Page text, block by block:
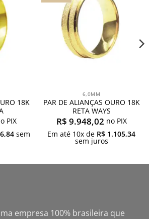
meus
desejos
18K
PIX
sem
meus
desejos
6,0MM
PAR DE ALIANÇAS OURO 18K
RETA WAYS
R$ 9.948,02 no PIX
Em até 10x de R$ 1.105,34
sem juros
empresa 100% brasileira que